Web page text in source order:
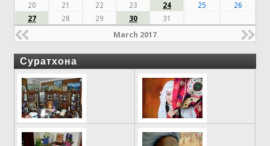
20
21 22 23 24 25
26
27
28 29 30 31
March 2017
Суратхона